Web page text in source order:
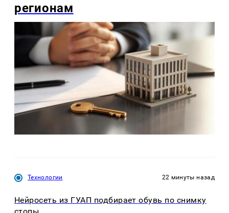
регионам
Технологии 22 минуты назад
Нейросеть из ГУАП подбирает обувь по снимку